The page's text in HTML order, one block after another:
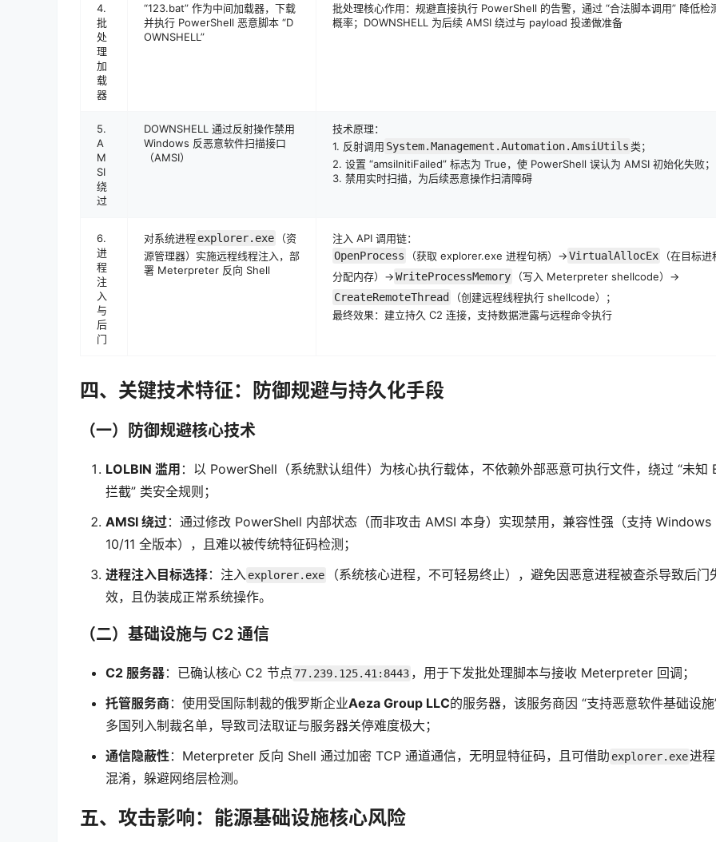
4.
批
处
理
加
载
器
“123.bat” 作为中间加载器，下载
并执行 PowerShell 恶意脚本 “D
OWNSHELL”
批处理核心作用：规避直接执行 PowerShell 的告警，通过 “合法脚本调用” 降低检
概率；DOWNSHELL 为后续 AMSI 绕过与 payload 投递做准备
5.
A
M
SI
绕
过
DOWNSHELL 通过反射操作禁用
Windows 反恶意软件扫描接口
（AMSI）
技术原理：
1. 反射调用 System.Management.Automation.AmsiUtils类；
2. 设置 “amsiInitiFailed” 标志为 True，使 PowerShell 误认为 AMSI 初始化失败；
3. 禁用实时扫描，为后续恶意操作扫清障碍
6.
进
程
注
入
与
后
门
对系统进程explorer.exe
（资
源管理器）实施远程线程注入，部
署 Meterpreter 反向 Shell
注入 API 调用链：
OpenProcess
（获取 explorer.exe 进程句柄）→VirtualAllocEx
（在目标进
分配内存）→WriteProcessMemory
（写入 Meterpreter shellcode）→
CreateRemoteThread
（创建远程线程执行 shellcode）；
最终效果：建立持久 C2 连接，支持数据泄露与远程命令执行
四、关键技术特征：防御规避与持久化手段
（一）防御规避核心技术
LOLBIN 滥用 ：以 PowerShell（系统默认组件）为核心执行载体，不依赖外部恶意可执行文件，绕过 “未知
拦截” 类安全规则；
AMSI 绕过：通过修改 PowerShell 内部状态（而非攻击 AMSI 本身）实现禁用，兼容性强（支持 Windows
10/11 全版本），且难以被传统特征码检测；
进程注入目标选择：注入explorer.exe
（系统核心进程，不可轻易终止），避免因恶意进程被查杀导致后门
效，且伪装成正常系统操作。
（二）基础设施与 C2 通信
C2 服务器：已确认核心 C2 节点 77.239.125.41:8443 ，用于下发批处理脚本与接收 Meterpreter 回调；
托管服务商：使用受国际制裁的俄罗斯企业Aeza Group LLC的服务器，该服务商因 “支持恶意软件基础设施
多国列入制裁名单，导致司法取证与服务器关停难度极大；
通信隐蔽性：Meterpreter 反向 Shell 通过加密 TCP 通道通信，无明显特征码，且可借助 explorer.exe进
混淆，躲避网络层检测。
五、攻击影响：能源基础设施核心风险